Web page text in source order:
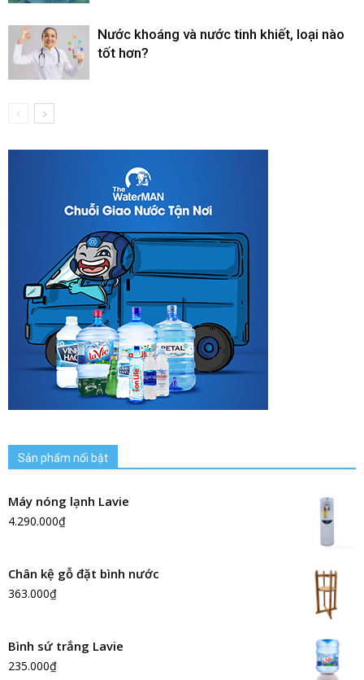
Nước khoáng và nước tinh khiết, loại nào
tốt hơn?
Sản phẩm nổi bật
Máy nóng lạnh Lavie
4.290.000₫
Chân kệ gỗ đặt bình nước
363.000₫
Bình sứ trắng Lavie
235.000₫